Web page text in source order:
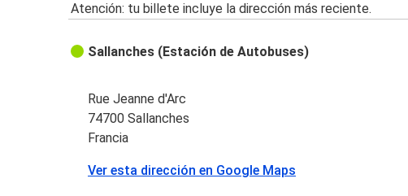
Atención: tu billete incluye la dirección más reciente.
Sallanches (Estación de Autobuses)
Rue Jeanne d'Arc
74700 Sallanches
Francia
Ver esta dirección en Google Maps